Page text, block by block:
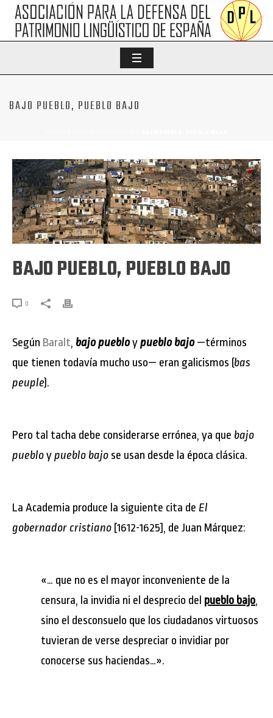
BAJO PUEBLO, PUEBLO BAJO
BAJO PUEBLO, PUEBLO BAJO
0
Según Baralt, bajo puebloypueblo bajo—términos
que tienen todavía mucho uso— eran galicismos (bas
peuple).
Pero tal tacha debe considerarse errónea, ya que bajo
puebloypueblo bajo se usan desde la época clásica.
La Academia produce la siguiente cita de El
gobernador cristiano [1612-1625], de Juan Márquez:
«… que no es el mayor inconveniente de la
censura, la invidia ni el desprecio del pueblo bajo,
sino el desconsuelo que los ciudadanos virtuosos
tuvieran de verse despreciar o invidiar por
conocerse sus haciendas…».